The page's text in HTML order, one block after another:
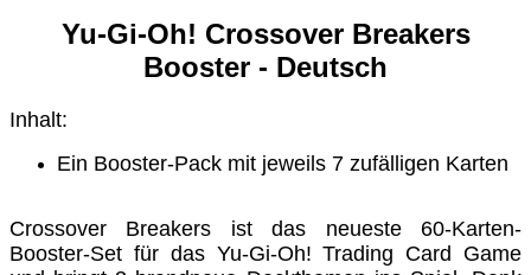
Yu-Gi-Oh! Crossover Breakers
Booster - Deutsch
Inhalt:
Ein Booster-Pack mit jeweils 7 zufälligen Karten
Crossover Breakers ist das neueste 60-Karten-
Booster-Set für das Yu-Gi-Oh! Trading Card Game